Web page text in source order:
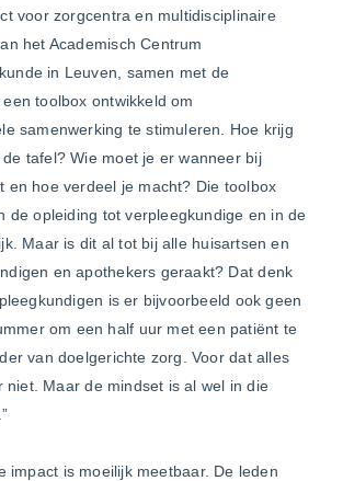
voor zorgcentra en multidisciplinaire
het Academisch Centrum
in Leuven, samen met de
toolbox ontwikkeld om
samenwerking te stimuleren. Hoe krijg
tafel? Wie moet je er wanneer bij
en hoe verdeel je macht? Die toolbox
de opleiding tot verpleegkundige en in de
Maar is dit al tot bij alle huisartsen en
en apothekers geraakt? Dat denk
is er bijvoorbeeld ook geen
om een half uur met een patiënt te
van doelgerichte zorg. Voor dat alles
niet. Maar de mindset is al wel in die
impact is moeilijk meetbaar. De leden